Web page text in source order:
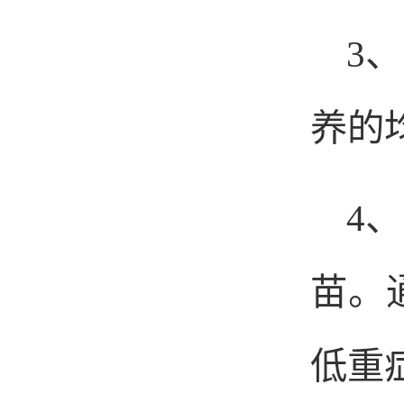
3
养的
4
苗。
低重